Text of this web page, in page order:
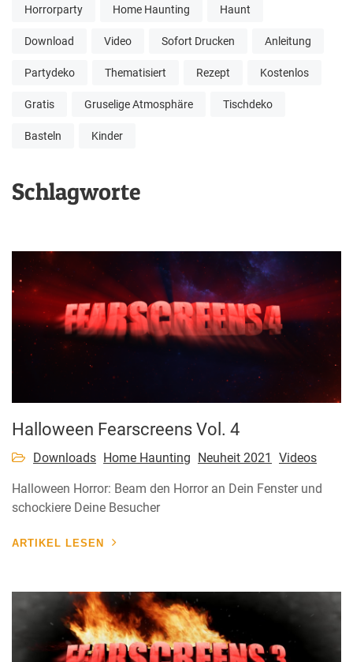
Horrorparty Home Haunting Haunt
Download Video Sofort Drucken Anleitung
Partydeko Thematisiert Rezept Kostenlos
Gratis Gruselige Atmosphäre Tischdeko
Basteln Kinder
Schlagworte
Halloween Fearscreens Vol. 4
Downloads Home Haunting Neuheit 2021 Videos
Halloween Horror: Beam den Horror an Dein Fenster und
schockiere Deine Besucher
ARTIKEL LESEN